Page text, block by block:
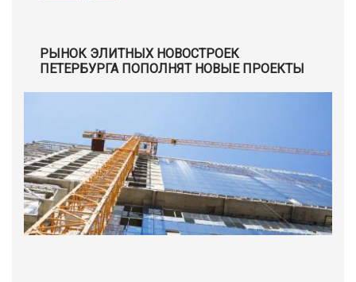
РЫНОК ЭЛИТНЫХ НОВОСТРОЕК
ПЕТЕРБУРГА ПОПОЛНЯТ НОВЫЕ ПРОЕКТЫ